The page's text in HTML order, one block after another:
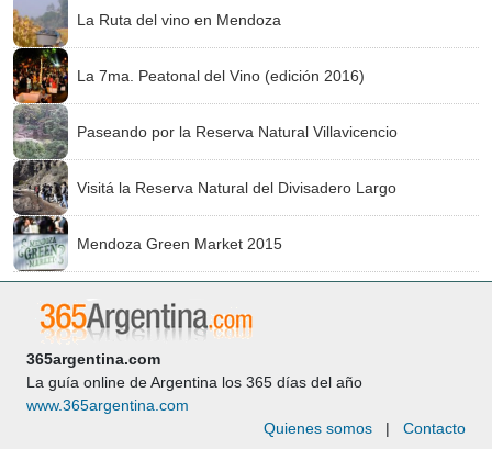
La Ruta del vino en Mendoza
La 7ma. Peatonal del Vino (edición 2016)
Paseando por la Reserva Natural Villavicencio
Visitá la Reserva Natural del Divisadero Largo
Mendoza Green Market 2015
365argentina.com
La guía online de Argentina los 365 días del año
www.365argentina.com
Quienes somos | Contacto